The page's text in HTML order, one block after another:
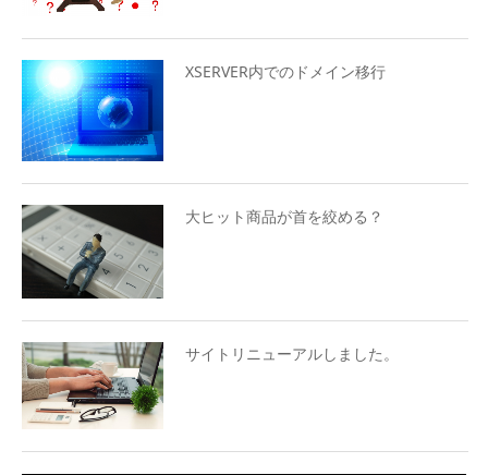
XSERVER内でのドメイン移行
大ヒット商品が首を絞める？
サイトリニューアルしました。